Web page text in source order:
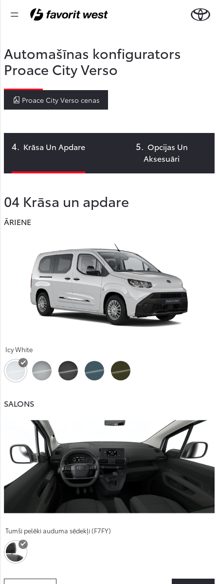
Automašīnas konfigurators
Proace City Verso
Proace City Verso cenas
Krāsa Un Apdare
Opcijas Un
Aksesuāri
04Krāsa un apdare
ĀRIENE
Icy White
SALONS
Tumši pelēki auduma sēdekļi (F7FY)